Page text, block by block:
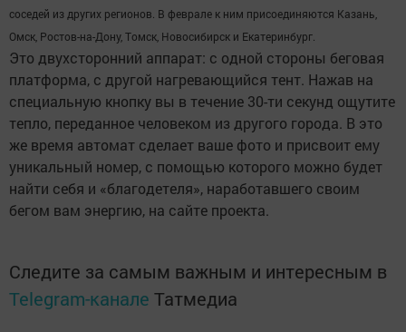
соседей из других регионов. В феврале к ним присоединяются Казань,
Омск, Ростов-на-Дону, Томск, Новосибирск и Екатеринбург.
Это двухсторонний аппарат: с одной стороны беговая
платформа, с другой нагревающийся тент. Нажав на
специальную кнопку вы в течение 30-ти секунд ощутите
тепло, переданное человеком из другого города. В это
же время автомат сделает ваше фото и присвоит ему
уникальный номер, с помощью которого можно будет
найти себя и «благодетеля», наработавшего своим
бегом вам энергию, на сайте проекта.
Следите за самым важным и интересным в
Telegram-канале Татмедиа